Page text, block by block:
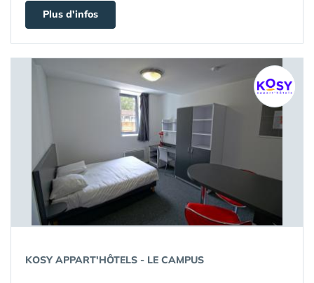
Plus d'infos
KOSY APPART'HÔTELS - LE CAMPUS